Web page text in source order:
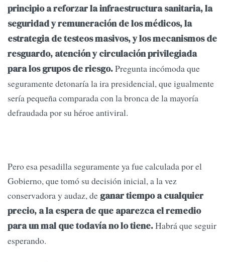
principio a reforzar la infraestructura sanitaria, la
seguridad y remuneración de los médicos, la
estrategia de testeos masivos, y los mecanismos de
resguardo, atención y circulación privilegiada
para los grupos de riesgo.Pregunta incómoda que
seguramente detonaría la ira presidencial, que igualmente
sería pequeña comparada con la bronca de la mayoría
defraudada por su héroe antiviral.
Pero esa pesadilla seguramente ya fue calculada por el
Gobierno, que tomó su decisión inicial, a la vez
conservadora y audaz, de ganar tiempo a cualquier
precio, a la espera de que aparezca el remedio
para un mal que todavía no lo tiene.Habrá que seguir
esperando.